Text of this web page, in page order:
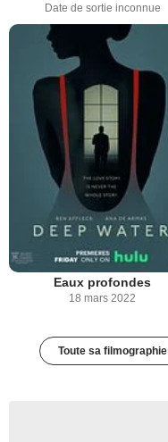
Date de sortie inconnue
Eaux profondes
18 mars 2022
Toute sa filmographie